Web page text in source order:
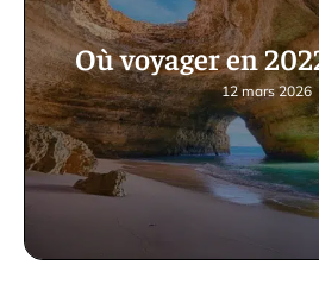
Où voyager en
12 mars 2026